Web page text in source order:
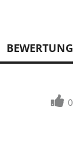
BEWERTUNG
0